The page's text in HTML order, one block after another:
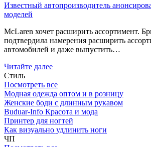
Известный автопроизводитель
моделей
McLaren хочет расширить ассортимент.
подтвердила намерения расширить
автомобилей и даже выпустить…
Читайте далее
Стиль
Посмотреть все
Модная одежда оптом и в розницу
Женские боди с длинным рукавом
Buduar-Info Красота и мода
Принтер для ногтей
Как визуально удлинить ноги
ЧП